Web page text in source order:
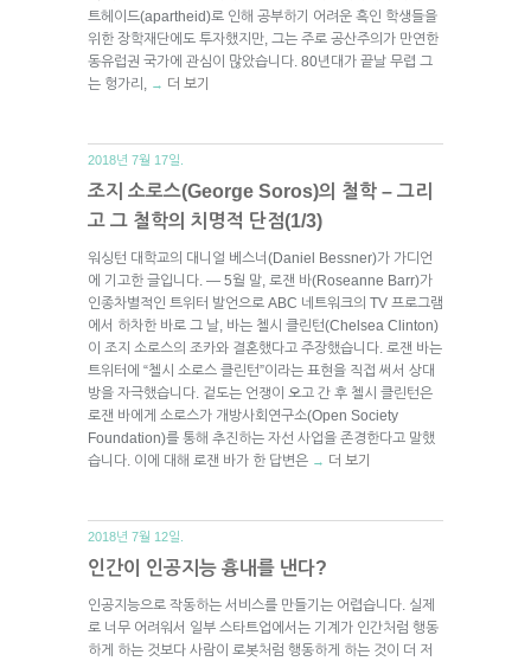
트헤이드(apartheid)로 인해 공부하기 어려운 흑인 학생들을
위한 장학재단에도 투자했지만, 그는 주로 공산주의가 만연한
동유럽권 국가에 관심이 많았습니다. 80년대가 끝날 무렵 그
는 헝가리,
→ 더 보기
2018년 7월 17일.
조지 소로스(George Soros)의 철학 – 그리
고 그 철학의 치명적 단점(1/3)
워싱턴 대학교의 대니얼 베스너(Daniel Bessner)가 가디언
에 기고한 글입니다. — 5월 말, 로잰 바(Roseanne Barr)가
인종차별적인 트위터 발언으로 ABC 네트워크의 TV 프로그램
에서 하차한 바로 그 날, 바는 첼시 클린턴(Chelsea Clinton)
이 조지 소로스의 조카와 결혼했다고 주장했습니다. 로잰 바는
트위터에 “첼시 소로스 클린턴”이라는 표현을 직접 써서 상대
방을 자극했습니다. 겉도는 언쟁이 오고 간 후 첼시 클린턴은
로잰 바에게 소로스가 개방사회연구소(Open Society
Foundation)를 통해 추진하는 자선 사업을 존경한다고 말했
습니다. 이에 대해 로잰 바가 한 답변은 → 더 보기
2018년 7월 12일.
인간이 인공지능 흉내를 낸다?
인공지능으로 작동하는 서비스를 만들기는 어렵습니다. 실제
로 너무 어려워서 일부 스타트업에서는 기계가 인간처럼 행동
하게 하는 것보다 사람이 로봇처럼 행동하게 하는 것이 더 저